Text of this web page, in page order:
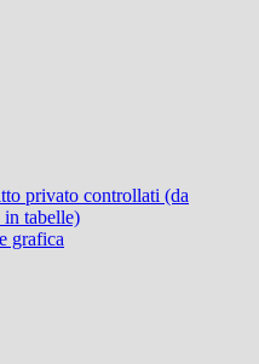
privato controllati (da
in tabelle)
grafica